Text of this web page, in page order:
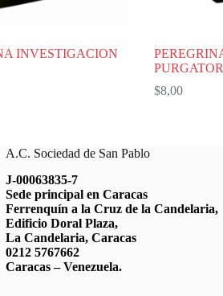
INVESTIGACION
$8,00
A.C. Sociedad de San Pablo
J-00063835-7
Sede principal en Caracas
Ferrenquín a la Cruz de la Candelaria,
Edificio Doral Plaza,
La Candelaria, Caracas
0212 5767662
Caracas – Venezuela.